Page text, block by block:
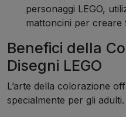
personaggi LEGO,
mattoncini per creare
Benefici della
Disegni LEGO
L’arte della colorazione
specialmente per gli